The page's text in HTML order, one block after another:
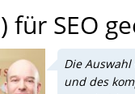
SEO
Die
und des